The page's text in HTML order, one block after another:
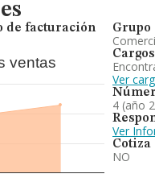
de facturación
ventas
Grupo
Cargos
Ver
4 (año
Ver
Cotiza
NO